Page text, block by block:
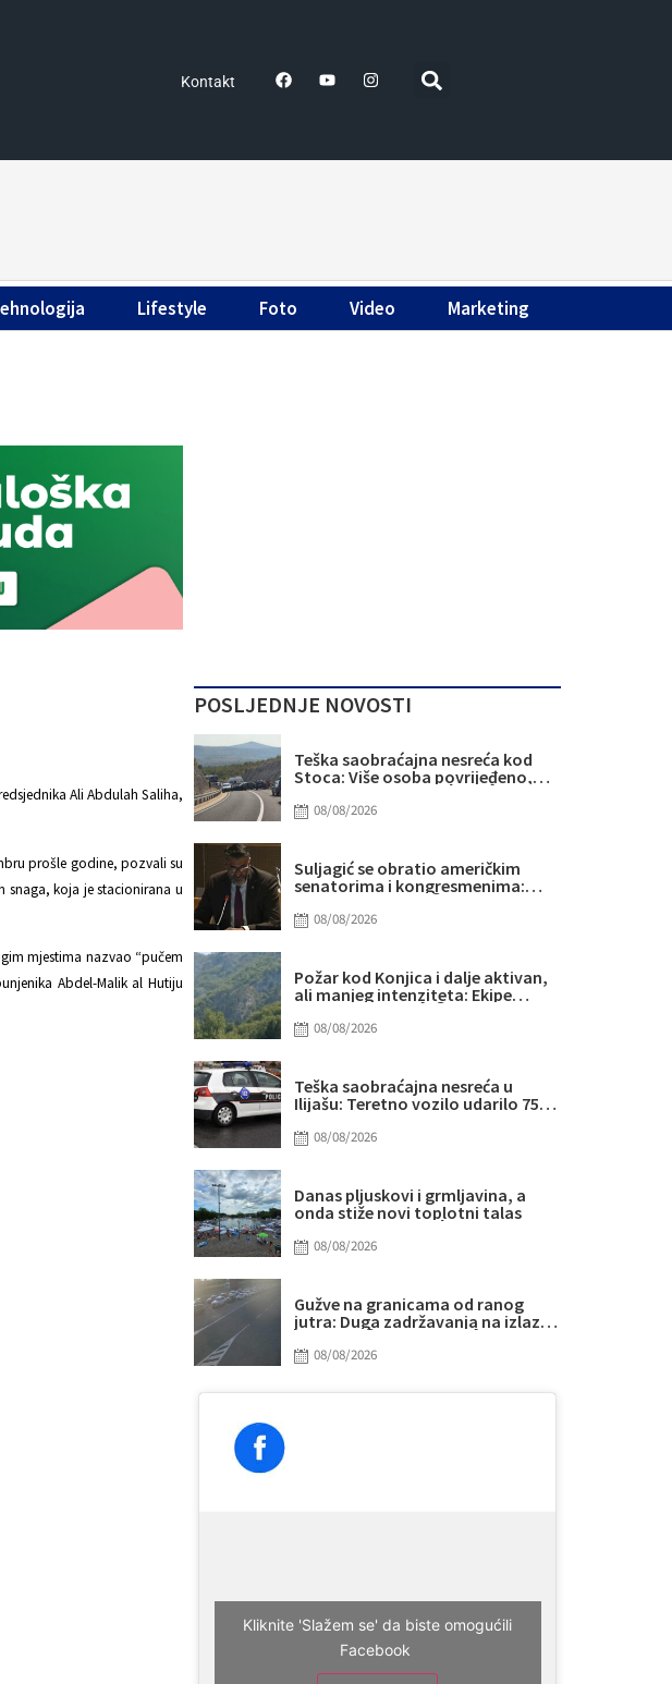
Kontakt
Lifestyle Foto Video Marketing
Ali Abdulah Saliha,
prošle godine, pozvali su
koja je stacionirana u
mjestima nazvao “pučem
Abdel-Malik al Hutiju
POSLJEDNJE NOVOSTI
Teška saobraćajna nesreća kod
Stoca: Više osoba povrijeđeno,
08/08/2026
Suljagić se obratio američkim
senatorima i kongresmenima:
zastrašivanja Bošnjaka!
08/08/2026
Požar kod Konjica i dalje aktivan,
ali manjeg intenziteta: Ekipe
08/08/2026
Teška saobraćajna nesreća u
Ilijašu: Teretno vozilo udarilo 75-
08/08/2026
Danas pljuskovi i grmljavina, a
onda stiže novi toplotni talas
08/08/2026
Gužve na granicama od ranog
jutra: Duga zadržavanja na izlazu
08/08/2026
Kliknite 'Slažem se' da biste omogućili
Facebook